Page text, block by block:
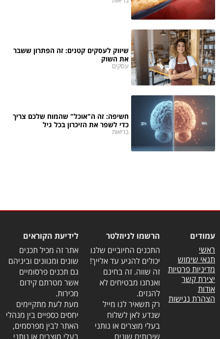
שיווק לעסקים קטנים: זה הפתרון ששבר
את השוק
עסקים
חשיפה: זה ה"אוכל" שהמוח שלכם צריך
כדי לשפר את הזיכרון בכל גיל
בריאות
עמודים
ראשי
תנאי שימוש
מדיניות פרטיות
יצירת קשר
אודות
הצהרת נגישות
הרשמו לניוזלטר
התכנים החיוביים שלנו
יכולים להגיע עד אלייך!
זה שווה. זה בחינם
ואנחנו מבטיחים לא
להגזים.
רק תשאיר לנו מייל
שנדע לאן לשלוח
בעלי מוצרים או נותני
שירותים שונים
לידיעת הקוראים
אתר זה מכיל תכנים
שונים ומגוונים וביניהם
גם תכנים פרסומיים
אשר מטרתם קידום
מכירות.
מעת לעת מתקיימים
יחסים כספיים בין מנהלי
האתר לבין מפרסמים,
בעלי מוצרים או נותני